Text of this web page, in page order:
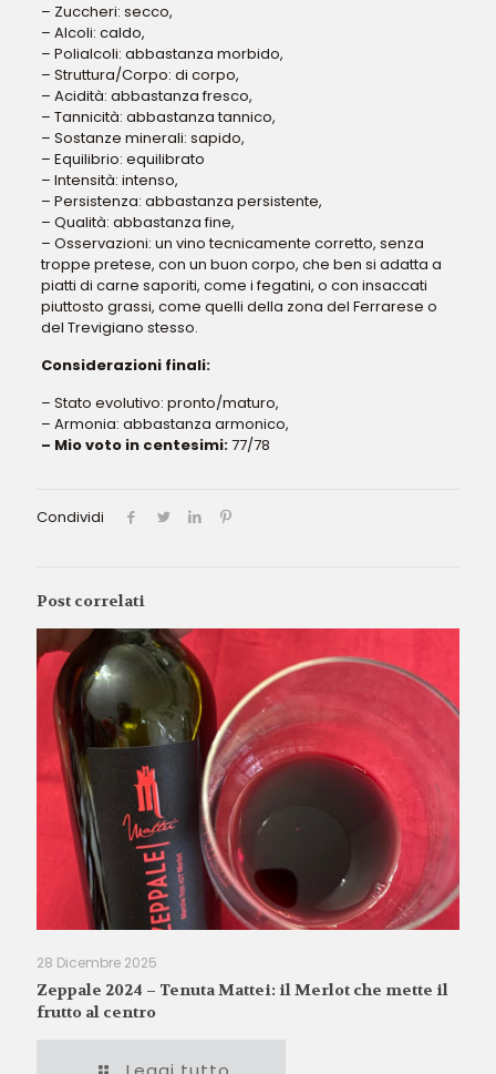
– Zuccheri: secco,
– Alcoli: caldo,
– Polialcoli: abbastanza morbido,
– Struttura/Corpo: di corpo,
– Acidità: abbastanza fresco,
– Tannicità: abbastanza tannico,
– Sostanze minerali: sapido,
– Equilibrio: equilibrato
– Intensità: intenso,
– Persistenza: abbastanza persistente,
– Qualità: abbastanza fine,
– Osservazioni: un vino tecnicamente corretto, senza
troppe pretese, con un buon corpo, che ben si adatta a
piatti di carne saporiti, come i fegatini, o con insaccati
piuttosto grassi, come quelli della zona del Ferrarese o
del Trevigiano stesso.
Considerazioni finali:
– Stato evolutivo: pronto/maturo,
– Armonia: abbastanza armonico,
– Mio voto in centesimi:77/78
Condividi
Post correlati
28 Dicembre 2025
Zeppale 2024 – Tenuta Mattei: il Merlot che mette il
frutto al centro